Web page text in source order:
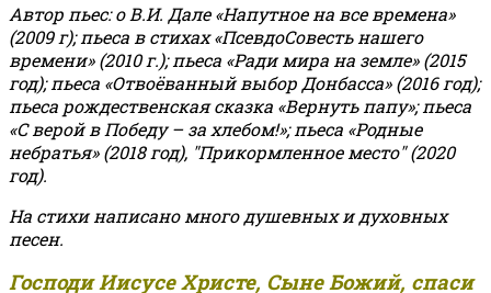
Автор пьес: о В.И. Дале «Напутное на все времена»
(2009 г); пьеса в стихах «ПсевдоСовесть нашего
времени» (2010 г.); пьеса «Ради мира на земле» (2015
год); пьеса «Отвоёванный выбор Донбасса» (2016 год);
пьеса рождественская сказка «Вернуть папу»; пьеса
«С верой в Победу – за хлебом!»;пьеса «Родные
небратья» (2018 год), "Прикормленное место" (2020
год).
На стихи написано много душевных и духовных
песен.
Господи Иисусе Христе, Сыне Божий, спаси